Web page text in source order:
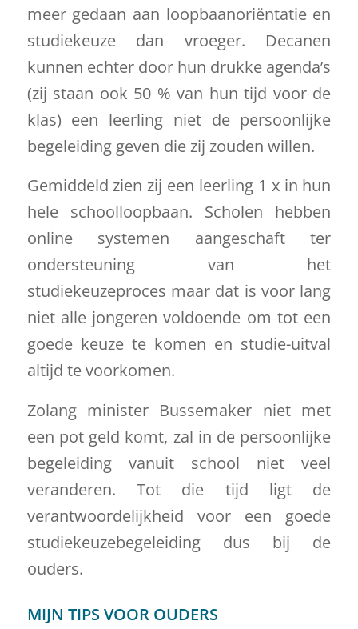
meer gedaan aan loopbaanoriëntatie en
studiekeuze dan vroeger. Decanen
kunnen echter door hun drukke agenda’s
(zij staan ook 50 % van hun tijd voor de
klas) een leerling niet de persoonlijke
begeleiding geven die zij zouden willen.
Gemiddeld zien zij een leerling 1 x in hun
hele schoolloopbaan. Scholen hebben
online systemen aangeschaft ter
ondersteuning van het
studiekeuzeproces maar dat is voor lang
niet alle jongeren voldoende om tot een
goede keuze te komen en studie-uitval
altijd te voorkomen.
Zolang minister Bussemaker niet met
een pot geld komt, zal in de persoonlijke
begeleiding vanuit school niet veel
veranderen. Tot die tijd ligt de
verantwoordelijkheid voor een goede
studiekeuzebegeleiding dus bij de
ouders.
MIJN TIPS VOOR OUDERS